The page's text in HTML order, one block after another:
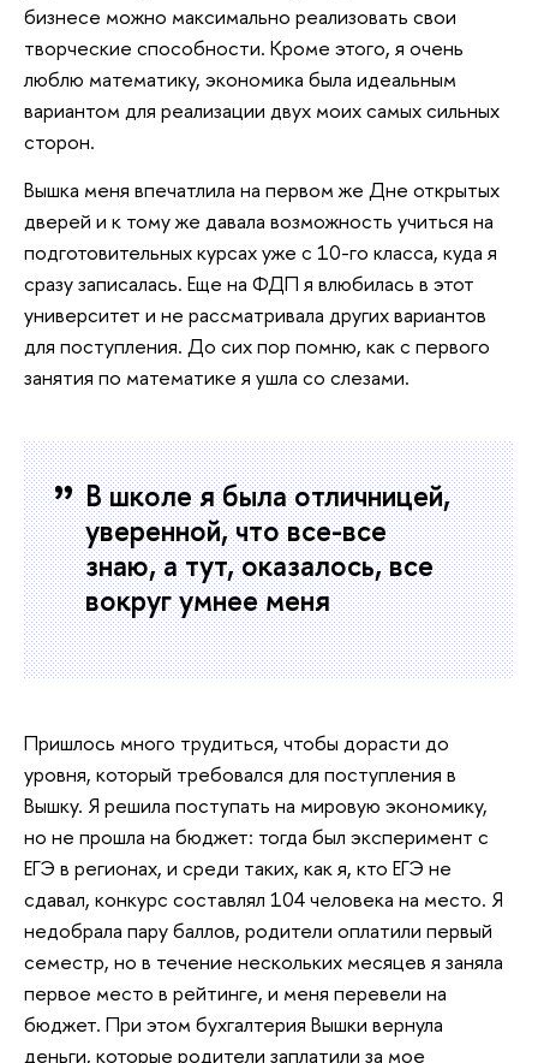
бизнесе можно максимально реализовать свои
творческие способности. Кроме этого, я очень
люблю математику, экономика была идеальным
вариантом для реализации двух моих самых сильных
сторон.
Вышка меня впечатлила на первом же Дне открытых
дверей и к тому же давала возможность учиться на
подготовительных курсах уже с 10-го класса, куда я
сразу записалась. Еще на ФДП я влюбилась в этот
университет и не рассматривала других вариантов
для поступления. До сих пор помню, как с первого
занятия по математике я ушла со слезами.
В школе я была отличницей,
уверенной, что все-все
знаю, а тут, оказалось, все
вокруг умнее меня
Пришлось много трудиться, чтобы дорасти до
уровня, который требовался для поступления в
Вышку. Я решила поступать на мировую экономику,
но не прошла на бюджет: тогда был эксперимент с
ЕГЭ в регионах, и среди таких, как я, кто ЕГЭ не
сдавал, конкурс составлял 104 человека на место. Я
недобрала пару баллов, родители оплатили первый
семестр, но в течение нескольких месяцев я заняла
первое место в рейтинге, и меня перевели на
бюджет. При этом бухгалтерия Вышки вернула
деньги, которые родители заплатили за мое